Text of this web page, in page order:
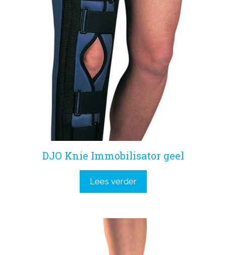
DJO Knie Immobilisator geel
Lees verder